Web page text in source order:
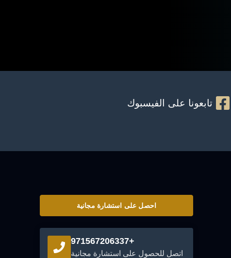
تابعونا على الفيسبوك
احصل على استشارة مجانية
+971567206337
اتصل للحصول على استشارة مجانية